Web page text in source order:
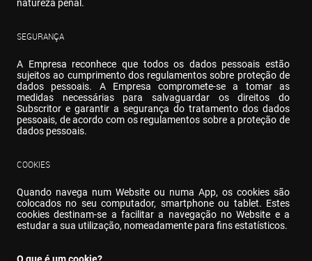
natureza penal.
SEGURANÇA
A Empresa reconhece que todos os dados pessoais estão
sujeitos ao cumprimento dos regulamentos sobre proteção de
dados pessoais. A Empresa compromete-se a tomar as
medidas necessárias para salvaguardar os direitos do
Subscritor e garantir a segurança do tratamento dos dados
pessoais, de acordo com os regulamentos sobre a proteção de
dados pessoais.
COOKIES
Quando navega num Website ou numa App, os cookies são
colocados no seu computador, smartphone ou tablet. Estes
cookies destinam-se a facilitar a navegação no Website e a
estudar a sua utilização, nomeadamente para fins estatísticos.